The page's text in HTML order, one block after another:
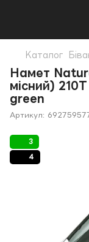
Каталог
Намет
місний)
green
Артикул:
3
4